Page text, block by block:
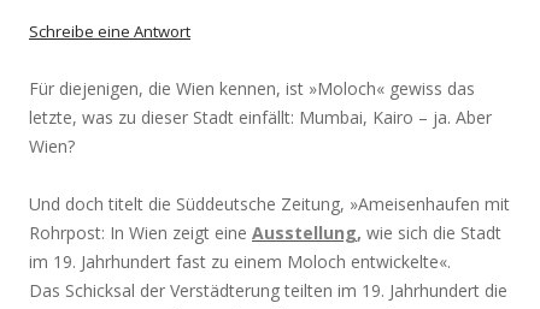
Schreibe eine Antwort
Für diejenigen, die Wien kennen, ist »Moloch« gewiss das
letzte, was zu dieser Stadt einfällt: Mumbai, Kairo – ja. Aber
Wien?
Und doch titelt die Süddeutsche Zeitung, »Ameisenhaufen mit
Rohrpost: In Wien zeigt eine Ausstellung, wie sich die Stadt
im 19. Jahrhundert fast zu einem Moloch entwickelte«.
Das Schicksal der Verstädterung teilten im 19. Jahrhundert die